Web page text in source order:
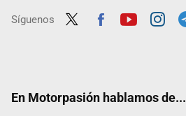
Síguenos
En Motorpasión hablamos de...